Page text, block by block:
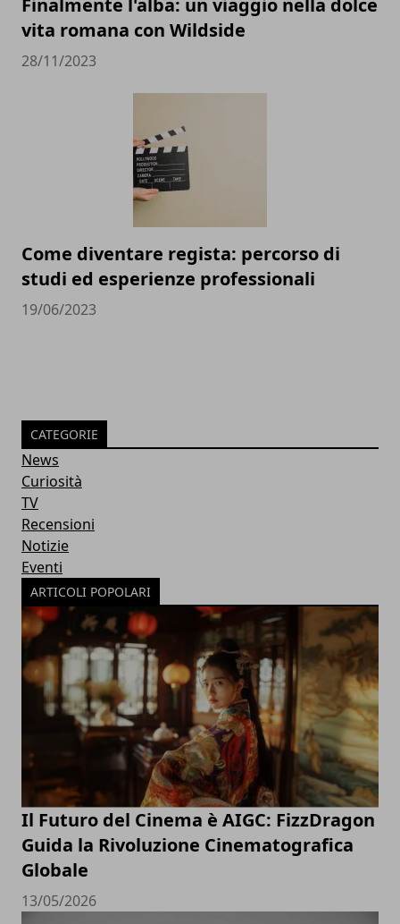
Finalmente l'alba: un viaggio nella dolce
vita romana con Wildside
28/11/2023
Come diventare regista: percorso di
studi ed esperienze professionali
19/06/2023
CATEGORIE
News
Curiosità
TV
Recensioni
Notizie
Eventi
ARTICOLI POPOLARI
Il Futuro del Cinema è AIGC: FizzDragon
Guida la Rivoluzione Cinematografica
Globale
13/05/2026